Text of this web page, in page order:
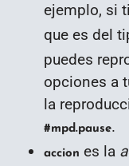
ejemplo, si
que es del
puedes
opciones a
la
#mpd.pause.
accion es la